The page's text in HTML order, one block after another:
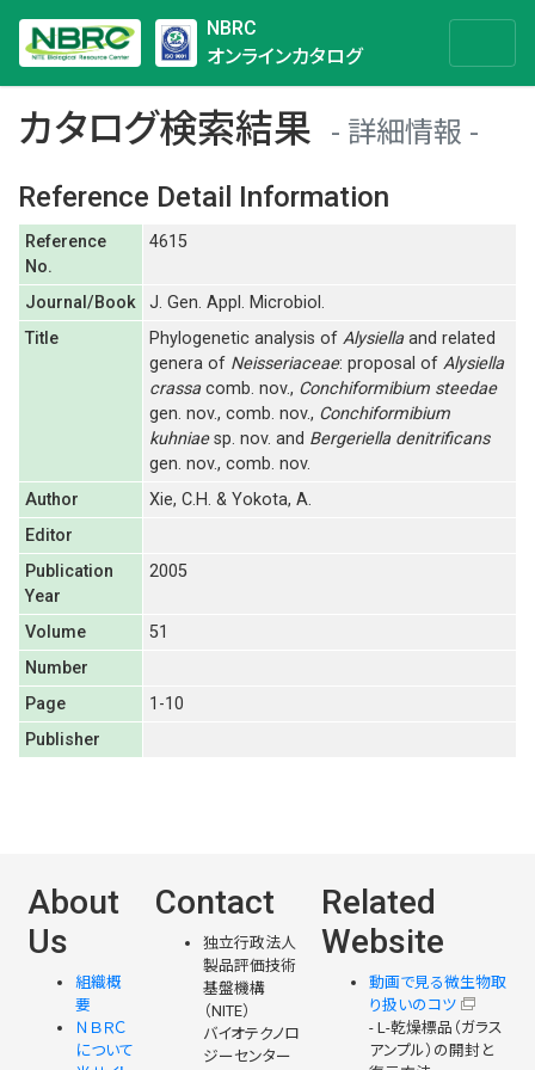
NBRC
オンラインカタログ
カタログ検索結果
詳細情報
Reference Detail Information
Reference
No.
4615
Journal/Book
J. Gen. Appl. Microbiol.
Title
Phylogenetic analysis of Alysiella and related
genera of Neisseriaceae: proposal of Alysiella
crassacomb. nov., Conchiformibium steedae
gen. nov., comb. nov., Conchiformibium
kuhniaesp. nov. and Bergeriella denitrificans
gen. nov., comb. nov.
Author
Xie, C.H. & Yokota, A.
Editor
Publication
Year
2005
Volume
51
Number
Page
1-10
Publisher
About
Us
組織概
要
ＮＢＲＣ
について
Contact
独立行政法人
製品評価技術
基盤機構
（NITE）
バイオテクノロ
ジーセンター
Related
Website
動画で見る微生物取
り扱いのコツ
- L-乾燥標品（ガラス
アンプル）の開封と